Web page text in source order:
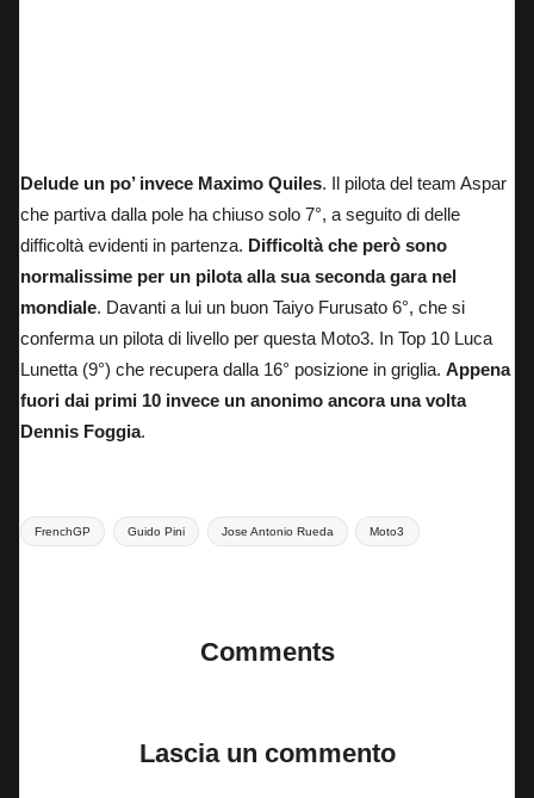
Delude un po’ invece Maximo Quiles. Il pilota del team Aspar
che partiva dalla pole ha chiuso solo 7°, a seguito di delle
difficoltà evidenti in partenza. Difficoltà che però sono
normalissime per un pilota alla sua seconda gara nel
mondiale. Davanti a lui un buon Taiyo Furusato 6°, che si
conferma un pilota di livello per questa Moto3. In Top 10 Luca
Lunetta (9°) che recupera dalla 16° posizione in griglia. Appena
fuori dai primi 10 invece un anonimo ancora una volta
Dennis Foggia.
Tags:
FrenchGP Guido Pini Jose Antonio Rueda Moto3
Comments
Lascia un commento